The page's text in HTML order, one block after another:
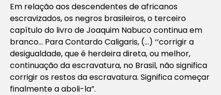
Em relação aos descendentes de africanos
escravizados, os negros brasileiros, o terceiro
capítulo do livro de Joaquim Nabuco continua em
branco… Para Contardo Caligaris, (…) ‘‘corrigir a
desigualdade, que é herdeira direta, ou melhor,
continuação da escravatura, no Brasil, não significa
corrigir os restos da escravatura. Significa começar
finalmente a aboli-la”.